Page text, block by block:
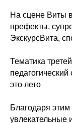
На сцене Виты
префекты,
ЭкскурсВита,
Тематика
это лето
Благодаря
увлекательные